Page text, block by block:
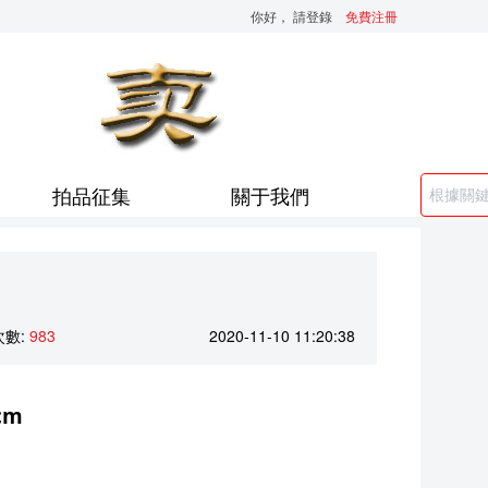
你好， 請登錄 免費注冊
拍品征集 關于我們
數: 983 2020-11-10 11:20:38